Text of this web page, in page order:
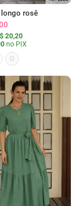
rosê
20,20
no PIX
G